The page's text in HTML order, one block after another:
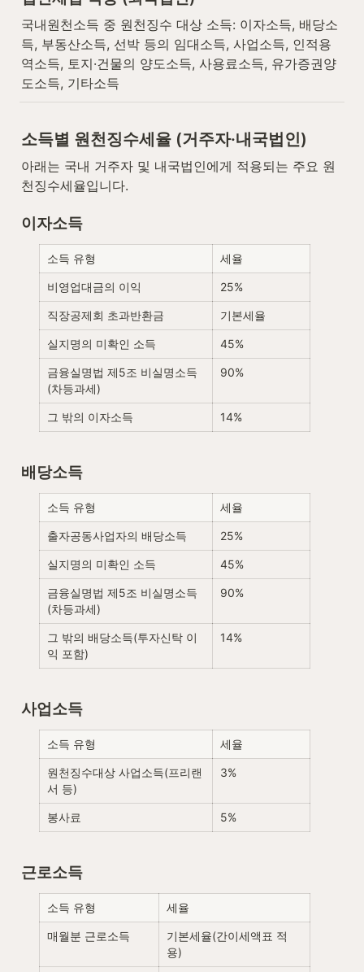
국내원천소득 중 원천징수 대상 소득: 이자소득, 배당소
득, 부동산소득, 선박 등의 임대소득, 사업소득, 인적용
역소득, 토지·건물의 양도소득, 사용료소득, 유가증권양
도소득, 기타소득
소득별 원천징수세율 (거주자·내국법인)
아래는 국내 거주자 및 내국법인에게 적용되는 주요 원
천징수세율입니다.
이자소득
소득 유형 세율
비영업대금의 이익 25%
직장공제회 초과반환금 기본세율
실지명의 미확인 소득 45%
금융실명법 제5조 비실명소득
(차등과세)
90%
그 밖의 이자소득 14%
배당소득
소득 유형 세율
출자공동사업자의 배당소득 25%
실지명의 미확인 소득 45%
금융실명법 제5조 비실명소득
(차등과세)
90%
그 밖의 배당소득(투자신탁 이
익 포함)
14%
사업소득
소득 유형 세율
원천징수대상 사업소득(프리랜
서 등)
3%
봉사료 5%
근로소득
소득 유형 세율
매월분 근로소득
기본세율(간이세액표 적
용)